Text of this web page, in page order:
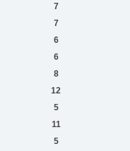
7
7
6
6
8
12
5
11
5